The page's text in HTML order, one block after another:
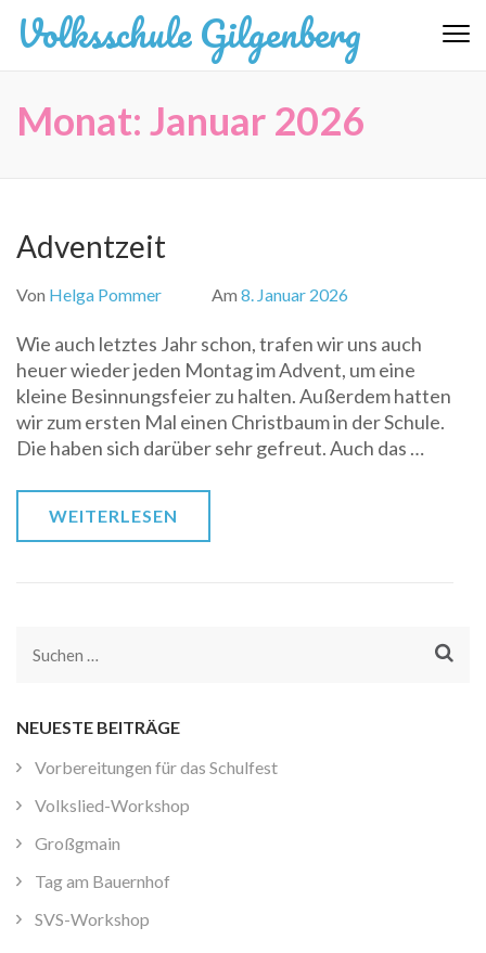
Zum
Inhalt
drücken)
Volksschule Gilgenberg
Monat: Januar 2026
Adventzeit
Von Helga Pommer Am 8. Januar 2026
Wie auch letztes Jahr schon, trafen wir uns auch
heuer wieder jeden Montag im Advent, um eine
kleine Besinnungsfeier zu halten. Außerdem hatten
wir zum ersten Mal einen Christbaum in der Schule.
Die haben sich darüber sehr gefreut. Auch das …
WEITERLESEN
Suchen
NEUESTE BEITRÄGE
Vorbereitungen für das Schulfest
Volkslied-Workshop
Großgmain
Tag am Bauernhof
SVS-Workshop